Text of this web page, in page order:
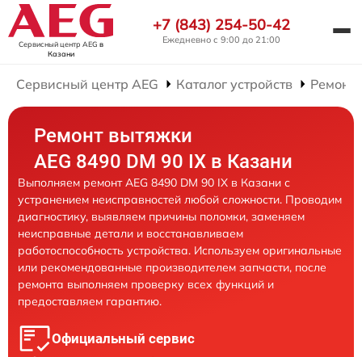
Сервисный центр AEG в
Казани
+7 (843) 254-50-42
Ежедневно с 9:00 до 21:00
Сервисный центр AEG Каталог устройств Ремонт
Ремонт вытяжки
AEG 8490 DM 90 IX в Казани
Выполняем ремонт AEG 8490 DM 90 IX в Казани с
устранением неисправностей любой сложности. Проводим
диагностику, выявляем причины поломки, заменяем
неисправные детали и восстанавливаем
работоспособность устройства. Используем оригинальные
или рекомендованные производителем запчасти, после
ремонта выполняем проверку всех функций и
предоставляем гарантию.
Официальный сервис